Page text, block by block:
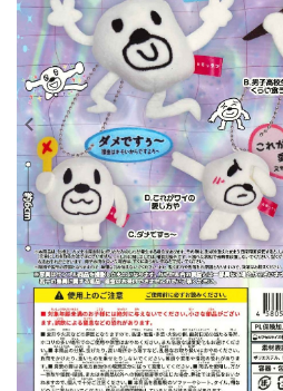
カプセルトイマシン本体
カプセルトイ
販促用空カプセル
レンタル
景品・玩具・文具
販促用カプセルトイ